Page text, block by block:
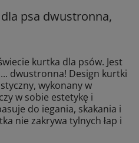
psa dwustronna,
kurtka dla psów. Jest
dwustronna! Design kurtki
wykonany w
w sobie estetykę i
do iegania, skakania i
nie zakrywa tylnych łap i